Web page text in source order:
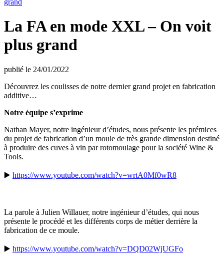
grand
La FA en mode XXL – On voit
plus grand
publié le 24/01/2022
Découvrez les coulisses de notre dernier grand projet en fabrication
additive…
Notre équipe s’exprime
Nathan Mayer, notre ingénieur d’études, nous présente les prémices
du projet de fabrication d’un moule de très grande dimension destiné
à produire des cuves à vin par rotomoulage pour la société Wine &
Tools.
▶️ https://www.youtube.com/watch?v=wrtA0Mf0wR8
La parole à Julien Willauer, notre ingénieur d’études, qui nous
présente le procédé et les différents corps de métier derrière la
fabrication de ce moule.
▶️ https://www.youtube.com/watch?v=DQD02WjUGFo